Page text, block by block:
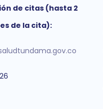
de citas (hasta 2
de la cita):